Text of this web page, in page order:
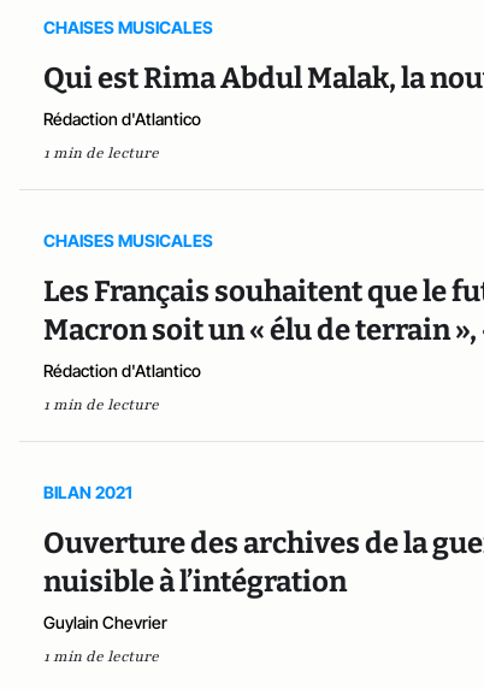
CHAISES MUSICALES
Qui est Rima Abdul Malak, la
Rédaction d'Atlantico
1 min de lecture
CHAISES MUSICALES
Les Français souhaitent que le
Macron soit un « élu de terrain »,
Rédaction d'Atlantico
1 min de lecture
BILAN 2021
Ouverture des archives de la
nuisible à l’intégration
Guylain Chevrier
1 min de lecture